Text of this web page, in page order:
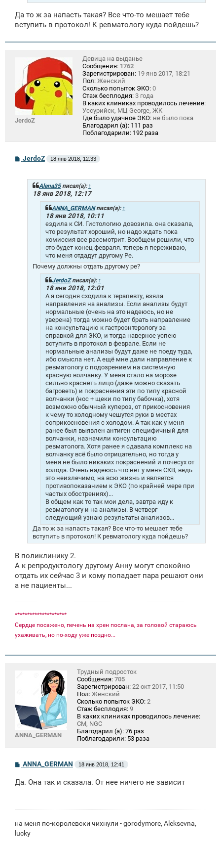
Да то ж за напасть такая? Все что-то мешает тебе
вступить в протокол! К ревматологу куда пойдешь?
JerdoZ
Девица на выданье
Сообщения: 1762
Зарегистрирован: 19 янв 2017, 18:21
Пол: Женский
Сколько попыток ЭКО: 0
Стаж бесплодия: 3 года
В каких клиниках проводилось лечение:
Уссурийск, МЦ George, ЖК
Где было удачное ЭКО: не было пока
Благодарил (а): 111 раз
Поблагодарили: 192 раза
JerdoZ 18 янв 2018, 12:33
Alena35писал(а): ↑
18 янв 2018, 12:17
ANNA_GERMANписал(а): ↑
18 янв 2018, 10:11
ездила к СИ. Гистологию довозила. она сказала,
что результат хороший, но надо ждать пока
комиссия все рассмотрит. Вообщем решили, что
это будет конец февраля. теперь я переживаю,
что меня отдадут другому Ре.
Почему должны отдать другому ре?
JerdoZписал(а): ↑
18 янв 2018, 12:01
А я сегодня сходила к терапевту, взяла
направления на анализы. Если анализы будут
нормальные (очень на это надеюсь, но не
уверена) тогда можно будет брать направление
на консультацию к гастроэнтерологу за
справкой для ЭКО, и тогда наверное успею
вступить в протокол в феврале. Если не
нормальные анализы будут даже не поеду туда,
ибо смысла нет. А ещё мне дали направление к
ревматологу с подозрением на системную
красную волчанку. У меня стало на морозе
сильно краснеть лицо (даже можно сказать
багроветь) и покраснения эти по типу красной
волчанки (нос + щеки по типу бабочка), хотя
возможно обычный купероз, от прикосновения
к чему то холодному чешутся руки в местах
соприкосновения с холодом. А так как у меня
ранее был выявлен антиген специфичный для
волчанки, назначили консультацию
ревматолога. Хотя ранее я сдавала комплекс на
волчанку всё было отрицательно, но тогда у
меня не было никаких покраснений и почесух от
холода. Очень надеюсь что нет у меня СКВ, ведь
это неизлечимо, на всю жизнь и является
противопоказанием к ЭКО (по крайней мере при
частых обострениях)...
В общем как то так мои дела, завтра иду к
ревматологу и на анализы. В четверг
следующий узнаю результаты анализов...
Да то ж за напасть такая? Все что-то мешает тебе
вступить в протокол! К ревматологу куда пойдешь?
В поликлинику 2.
А к репродуктологу другому Анну могут спокойно
отдать их сейчас 3 и кому попадает пара решают они
а не пациенты...
*********************
Сердце посажено, печень на хрен послана, за головой стараюсь
ухаживать, но по-ходу уже поздно...
ANNA_GERMAN
Трудный подросток
Сообщения: 705
Зарегистрирован: 22 окт 2017, 11:50
Пол: Женский
Сколько попыток ЭКО: 2
Стаж бесплодия: 9
В каких клиниках проводилось лечение:
СМ, NGC
Благодарил (а): 76 раз
Поблагодарили: 53 раза
С
б
ANNA_GERMAN 18 янв 2018, 12:41
Да. Она так и сказала. От нее ничего не зависит
на меня по-королевски чихнули - gorodymore, Aleksevna,
lucky